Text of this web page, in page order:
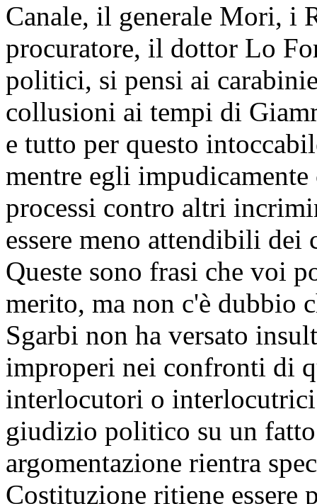
Canale, il generale Mori, i
procuratore, il dottor Lo
politici, si pensi ai
collusioni ai tempi di
e tutto per questo
mentre egli
processi contro altri
essere meno attendibili dei
Queste sono frasi che voi
merito, ma non c'è dubbio
Sgarbi non ha versato
improperi nei confronti di
interlocutori o
giudizio politico su un
argomentazione rientra
Costituzione ritiene essere